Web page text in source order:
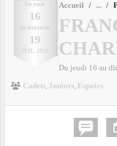
Du jeudi
16
au dimanche
19
2026
Accueil
Du jeudi 16 au
Cadets Juniors Espoirs